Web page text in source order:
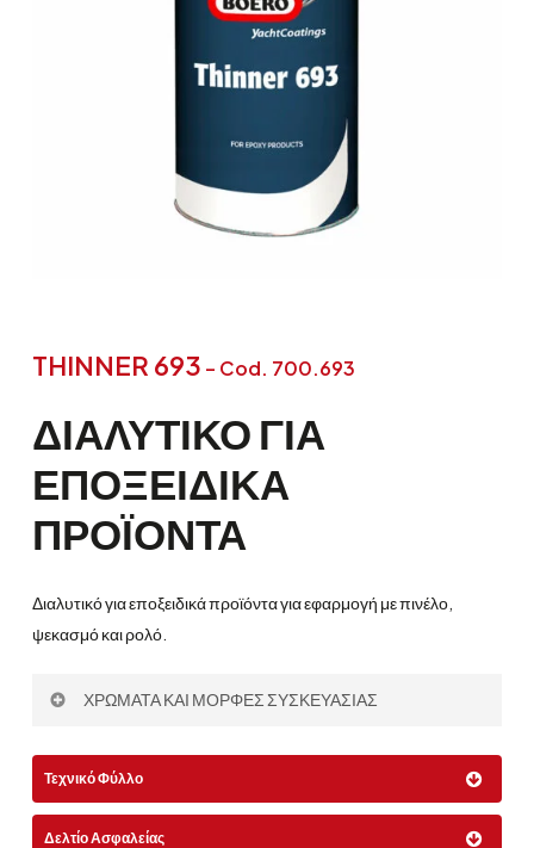
THINNER 693 – Cod. 700.693
ΔΙΑΛΥΤΙΚΌ ΓΙΑ
ΕΠΟΞΕΙΔΙΚΆ
ΠΡΟΪΌΝΤΑ
Διαλυτικό για εποξειδικά προϊόντα για εφαρμογή με πινέλο,
ψεκασμό και ρολό.
ΧΡΩΜΑΤΑ ΚΑΙ ΜΟΡΦΕΣ ΣΥΣΚΕΥΑΣΙΑΣ
Τεχνικό Φύλλο
Δελτίο Ασφαλείας